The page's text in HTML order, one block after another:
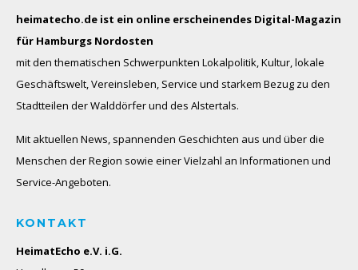
heimatecho.de ist ein online erscheinendes Digital-Magazin
für Hamburgs Nordosten
mit den thematischen Schwerpunkten Lokalpolitik, Kultur, lokale
Geschäftswelt, Vereinsleben, Service und starkem Bezug zu den
Stadtteilen der Walddörfer und des Alstertals.
Mit aktuellen News, spannenden Geschichten aus und über die
Menschen der Region sowie einer Vielzahl an Informationen und
Service-Angeboten.
KONTAKT
HeimatEcho e.V. i.G.